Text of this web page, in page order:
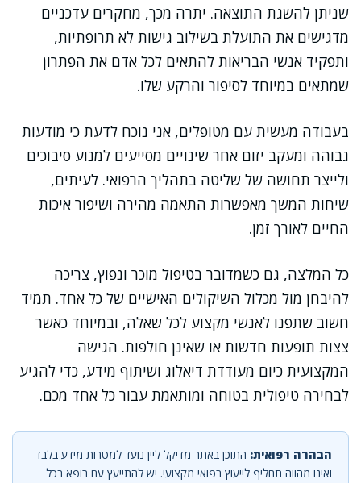
שניתן להשגת התוצאה. יתרה מכך, מחקרים עדכניים
מדגישים את התועלת בשילוב גישות לא תרופתיות,
ותפקיד אנשי הבריאות להתאים לכל אדם את הפתרון
שמתאים במיוחד לסיפור והרקע שלו.
בעבודה מעשית עם מטופלים, אני נוכח לדעת כי מודעות
גבוהה ומעקב יזום אחר שינויים מסייעים למנוע סיבוכים
ולייצר תחושה של שליטה בתהליך הרפואי. לעיתים,
שיחות המשך מאפשרות התאמה מהירה ושיפור איכות
החיים לאורך זמן.
כל המלצה, גם כשמדובר בטיפול מוכר ונפוץ, צריכה
להיבחן מול מכלול השיקולים האישיים של כל אחד. תמיד
חשוב שתפנו לאנשי מקצוע לכל שאלה, ובמיוחד כאשר
צצות תופעות חדשות או שאינן חולפות. הגישה
המקצועית כיום מעודדת דיאלוג ושיתוף מידע, כדי להגיע
לבחירה טיפולית בטוחה ומותאמת עבור כל אחד מכם.
הבהרה רפואית: התוכן באתר מדיקל ליין נועד למטרות מידע בלבד
ואינו מהווה תחליף לייעוץ רפואי מקצועי. יש להתייעץ עם רופא בכל